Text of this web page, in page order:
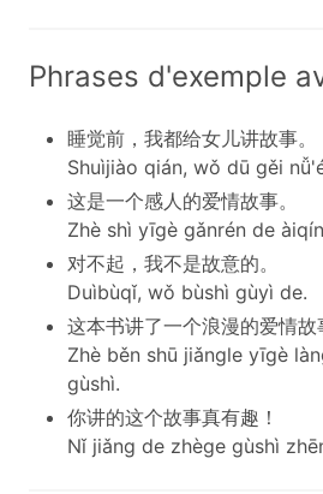
Phrases d'exemple
睡觉前，我都给女儿讲故事。
Shuìjiào qián, wǒ dū gěi
这是一个感人的爱情故事。
Zhè shì yīgè gǎnrén de
对不起，我不是故意的。
Duìbùqǐ, wǒ bùshì gùyì de.
这本书讲了一个浪漫的爱情故
Zhè běn shū jiǎngle yīgè
gùshì.
你讲的这个故事真有趣！
Nǐ jiǎng de zhège gùshì